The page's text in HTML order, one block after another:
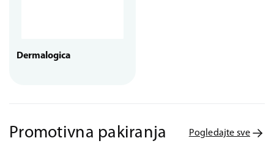
Dermalogica
Promotivna pakiranja Pogledajte sve